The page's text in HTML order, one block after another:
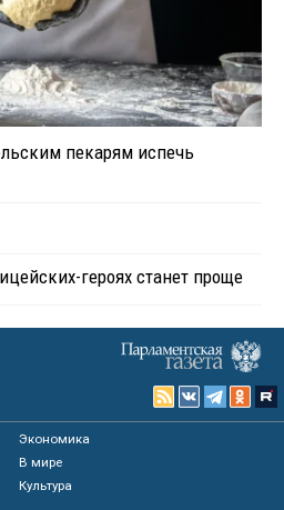
пекарям испечь
героях станет проще
Экономика
В мире
Культура